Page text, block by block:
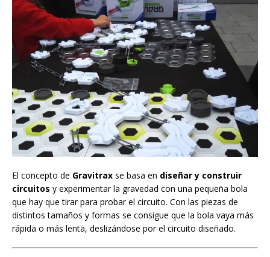
El concepto de Gravitrax se basa en diseñar y construir
circuitos y experimentar la gravedad con una pequeña bola
que hay que tirar para probar el circuito. Con las piezas de
distintos tamaños y formas se consigue que la bola vaya más
rápida o más lenta, deslizándose por el circuito diseñado.